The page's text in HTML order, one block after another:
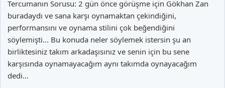
Tercumanın Sorusu: 2 gün önce görüşme için Gökhan Zan
buradaydı ve sana karşı oynamaktan çekindiğini,
performansını ve oynama stilini çok beğendiğini
söylemişti... Bu konuda neler söylemek istersin şu an
birliktesiniz takım arkadaşısınız ve senin için bu sene
karşısında oynamayacağım aynı takımda oynayacağım
dedi...